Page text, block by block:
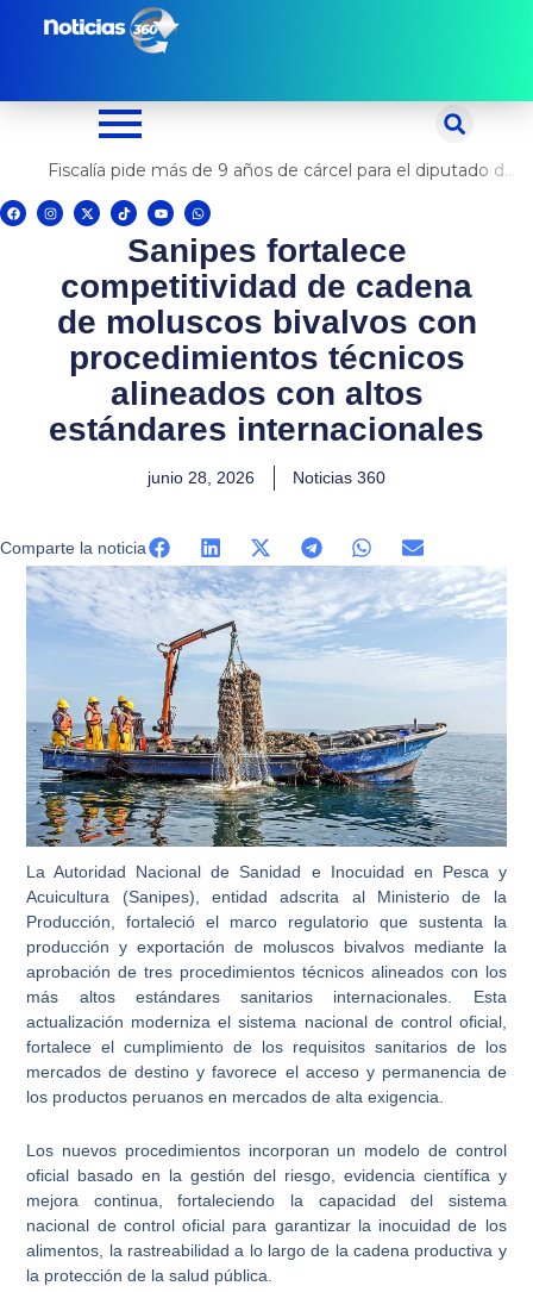
Fiscalía pide más de 9 años de cárcel para el diputado de oposición Harvey Colchado
F
a
c
I
n
s
X
-
t
t
e
T
i
k
o
Y
o
u
t
u
e
W
h
a
t
a
p
p
Sanipes fortalece
competitividad de cadena
de moluscos bivalvos con
procedimientos técnicos
alineados con altos
estándares internacionales
junio 28, 2026 Noticias 360
Comparte la noticia
La Autoridad Nacional de Sanidad e Inocuidad en Pesca y
Acuicultura (Sanipes), entidad adscrita al Ministerio de la
Producción, fortaleció el marco regulatorio que sustenta la
producción y exportación de moluscos bivalvos mediante la
aprobación de tres procedimientos técnicos alineados con los
más altos estándares sanitarios internacionales. Esta
actualización moderniza el sistema nacional de control oficial,
fortalece el cumplimiento de los requisitos sanitarios de los
mercados de destino y favorece el acceso y permanencia de
los productos peruanos en mercados de alta exigencia.
Los nuevos procedimientos incorporan un modelo de control
oficial basado en la gestión del riesgo, evidencia científica y
mejora continua, fortaleciendo la capacidad del sistema
nacional de control oficial para garantizar la inocuidad de los
alimentos, la rastreabilidad a lo largo de la cadena productiva y
la protección de la salud pública.